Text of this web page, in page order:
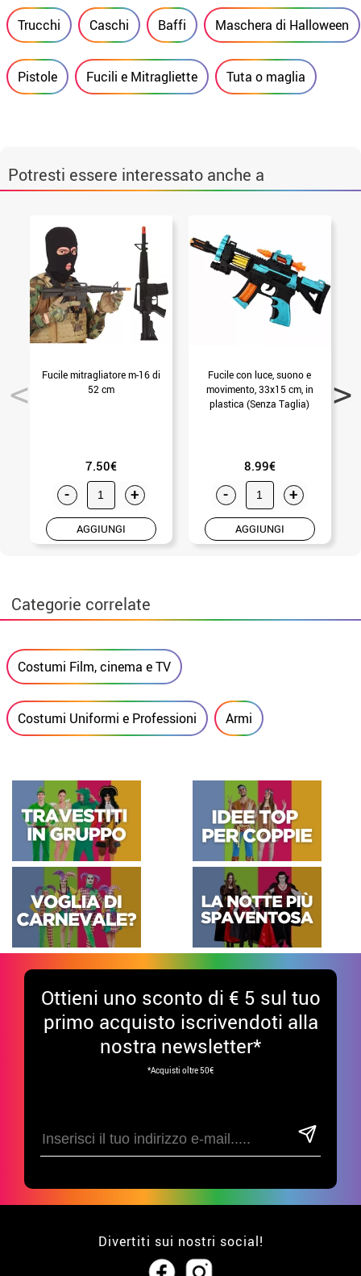
Trucchi Caschi Baffi Maschera di Halloween
Pistole Fucili e Mitragliette Tuta o maglia
Potresti essere interessato anche a
Fucile mitragliatore m-16 di
52 cm
7.50€
- +
AGGIUNGI
Fucile con luce, suono e
movimento, 33x15 cm, in
plastica (Senza Taglia)
8.99€
- +
AGGIUNGI
Categorie correlate
Costumi Film, cinema e TV
Costumi Uniformi e Professioni Armi
Ottieni uno sconto di € 5 sul tuo
primo acquisto iscrivendoti alla
nostra newsletter*
*Acquisti oltre 50€
Divertiti sui nostri social!